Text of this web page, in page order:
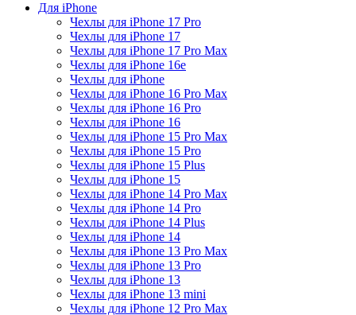
Для iPhone
Чехлы для iPhone 17 Pro
Чехлы для iPhone 17
Чехлы для iPhone 17 Pro Max
Чехлы для iPhone 16e
Чехлы для iPhone
Чехлы для iPhone 16 Pro Max
Чехлы для iPhone 16 Pro
Чехлы для iPhone 16
Чехлы для iPhone 15 Pro Max
Чехлы для iPhone 15 Pro
Чехлы для iPhone 15 Plus
Чехлы для iPhone 15
Чехлы для iPhone 14 Pro Max
Чехлы для iPhone 14 Pro
Чехлы для iPhone 14 Plus
Чехлы для iPhone 14
Чехлы для iPhone 13 Pro Max
Чехлы для iPhone 13 Pro
Чехлы для iPhone 13
Чехлы для iPhone 13 mini
Чехлы для iPhone 12 Pro Max